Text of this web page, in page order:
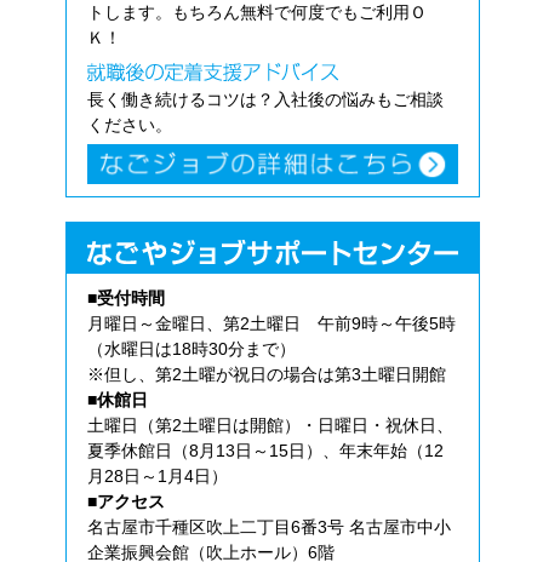
トします。もちろん無料で何度でもご利用Ｏ
Ｋ！
長く働き続けるコツは？入社後の悩みもご相談
ください。
■受付時間
月曜日～金曜日、第2土曜日 午前9時～午後5時
（水曜日は18時30分まで）
※但し、第2土曜が祝日の場合は第3土曜日開館
■休館日
土曜日（第2土曜日は開館）・日曜日・祝休日、
夏季休館日（8月13日～15日）、年末年始（12
月28日～1月4日）
■アクセス
名古屋市千種区吹上二丁目6番3号 名古屋市中小
企業振興会館（吹上ホール）6階